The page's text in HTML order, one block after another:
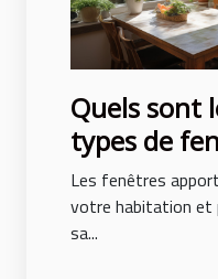
Quels sont
types de
Les fenêtres
votre habitation et
sa...